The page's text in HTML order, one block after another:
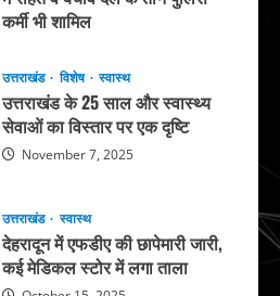
कर्मी भी शामिल
उत्तराखंड
विशेष स्वास्थ
उत्तराखंड के 25 साल और स्वास्थ्य
सेवाओं का विस्तार पर एक दृष्टि
November 7, 2025
उत्तराखंड स्वास्थ
देहरादून में एफडीए की छापेमारी जारी,
कई मेडिकल स्टोर में लगा ताला